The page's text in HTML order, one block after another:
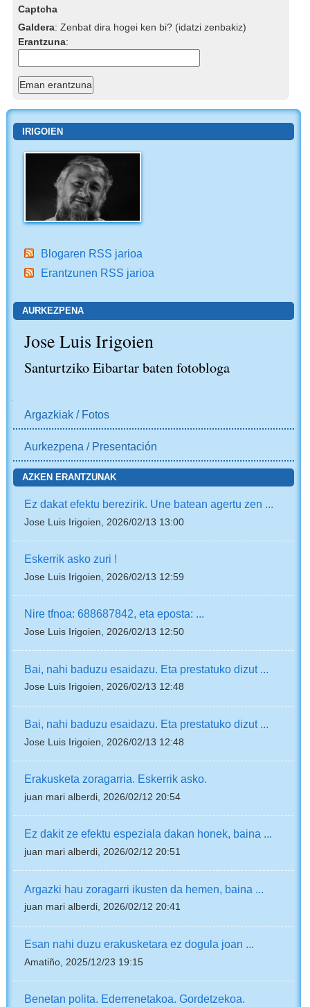
Captcha
Galdera:Zenbat dira hogei ken bi? (idatzi zenbakiz)
Erantzuna:
IRIGOIEN
Blogaren RSS jarioa
Erantzunen RSS jarioa
AURKEZPENA
Jose Luis Irigoien
Santurtziko Eibartar baten fotobloga
Argazkiak / Fotos
Aurkezpena / Presentación
AZKEN ERANTZUNAK
Ez dakat efektu berezirik. Une batean agertu zen ...
Jose Luis Irigoien, 2026/02/13 13:00
Eskerrik asko zuri !
Jose Luis Irigoien, 2026/02/13 12:59
Nire tfnoa: 688687842, eta eposta: ...
Jose Luis Irigoien, 2026/02/13 12:50
Bai, nahi baduzu esaidazu. Eta prestatuko dizut ...
Jose Luis Irigoien, 2026/02/13 12:48
Bai, nahi baduzu esaidazu. Eta prestatuko dizut ...
Jose Luis Irigoien, 2026/02/13 12:48
Erakusketa zoragarria. Eskerrik asko.
juan mari alberdi, 2026/02/12 20:54
Ez dakit ze efektu espeziala dakan honek, baina ...
juan mari alberdi, 2026/02/12 20:51
Argazki hau zoragarri ikusten da hemen, baina ...
juan mari alberdi, 2026/02/12 20:41
Esan nahi duzu erakusketara ez dogula joan ...
Amatiño, 2025/12/23 19:15
Benetan polita. Ederrenetakoa. Gordetzekoa.